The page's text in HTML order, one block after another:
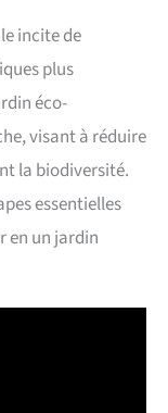
incite de
plus
éco-
visant à réduire
la biodiversité.
essentielles
en un jardin